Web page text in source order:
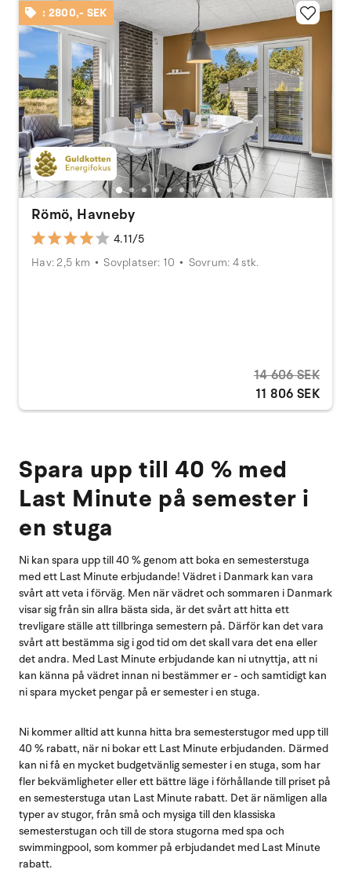
: 2800,- SEK
Römö, Havneby
4.11/5
Hav: 2,5 km
Sovplatser: 10 Sovrum: 4 stk.
14 606 SEK
11 806 SEK
Spara upp till 40 % med
Last Minute på semester i
en stuga
Ni kan spara upp till 40 % genom att boka en semesterstuga
med ett Last Minute erbjudande! Vädret i Danmark kan vara
svårt att veta i förväg. Men när vädret och sommaren i Danmark
visar sig från sin allra bästa sida, är det svårt att hitta ett
trevligare ställe att tillbringa semestern på. Därför kan det vara
svårt att bestämma sig i god tid om det skall vara det ena eller
det andra. Med Last Minute erbjudande kan ni utnyttja, att ni
kan känna på vädret innan ni bestämmer er - och samtidigt kan
ni spara mycket pengar på er semester i en stuga.
Ni kommer alltid att kunna hitta bra semesterstugor med upp till
40 % rabatt, när ni bokar ett Last Minute erbjudanden. Därmed
kan ni få en mycket budgetvänlig semester i en stuga, som har
fler bekvämligheter eller ett bättre läge i förhållande till priset på
en semesterstuga utan Last Minute rabatt. Det är nämligen alla
typer av stugor, från små och mysiga till den klassiska
semesterstugan och till de stora stugorna med spa och
swimmingpool, som kommer på erbjudandet med Last Minute
rabatt.